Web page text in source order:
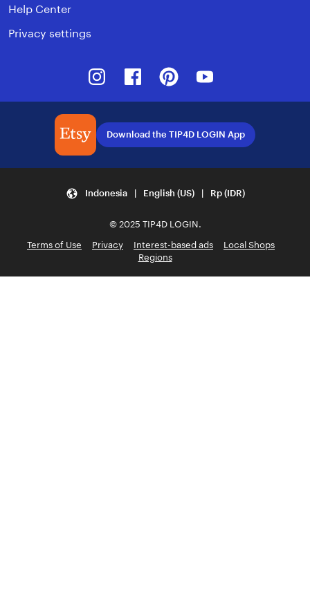
Help Center
Privacy settings
InstagramFacebookPinterest
Download the TIP4D LOGIN App
Indonesia | English (US) | Rp (IDR)
© 2025 TIP4D LOGIN.
Terms of Use
Privacy Interest-based ads
Local Shops
Regions